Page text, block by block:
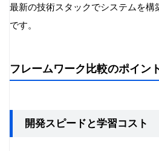
最新の技術スタックでシステムを構
です。
フレームワーク比較のポイン
開発スピードと学習コスト